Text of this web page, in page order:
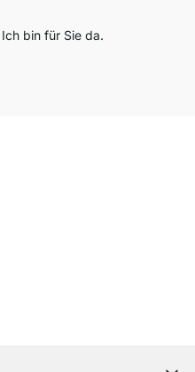
bin für Sie da.